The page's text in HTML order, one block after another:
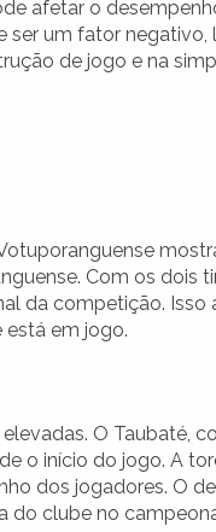
afetar o
um fator
de jogo e na
Com os dois
da competição. Isso
está em jogo.
O Taubaté,
o início do jogo. A
dos jogadores. O
do clube no